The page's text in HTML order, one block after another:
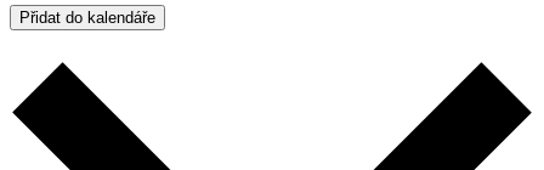
Přidat do kalendáře